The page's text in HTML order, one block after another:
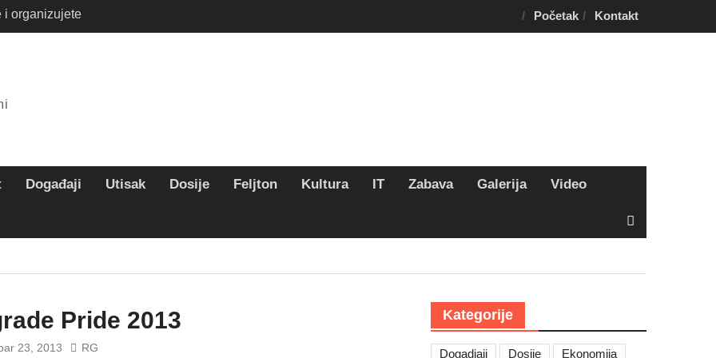
i organizujete
Početak Kontakt
Događaji Utisak Dosije Feljton Kultura IT Zabava Galerija Video
Pride 2013
23, 2013 RG
Kategorije
Dogadjaji Dosije
Ekonomija